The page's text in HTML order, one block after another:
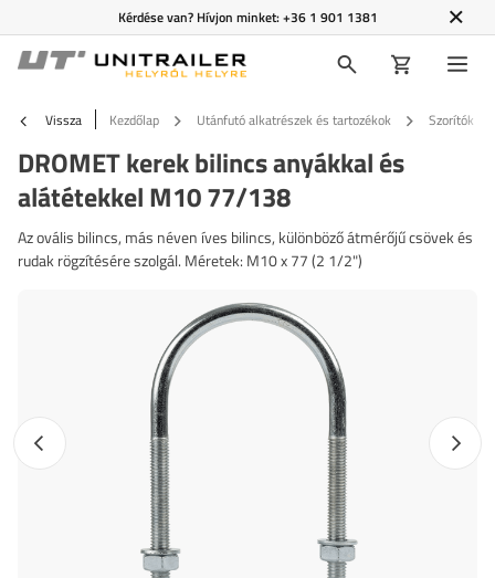
Kérdése van? Hívjon minket:+36 1 901 1381
Vissza Kezdőlap Utánfutó alkatrészek és tartozékok Szorítók és
DROMET kerek bilincs anyákkal és
alátétekkel M10 77/138
Az ovális bilincs, más néven íves bilincs, különböző átmérőjű csövek és
rudak rögzítésére szolgál. Méretek: M10 x 77 (2 1/2")
Előző fotó